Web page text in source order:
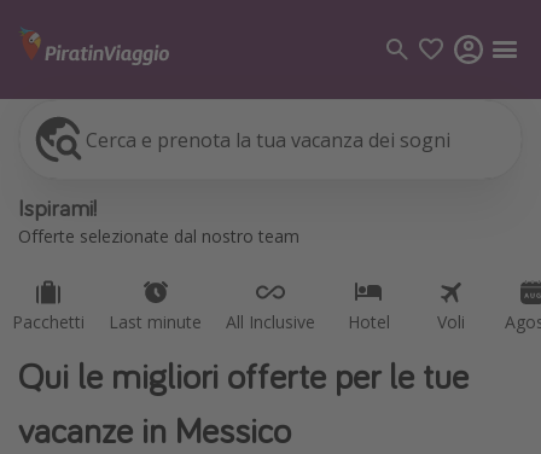
Cerca e prenota la tua vacanza dei sogni
Ispirami!
Offerte selezionate dal nostro team
Pacchetti Last minute All Inclusive Hotel Voli
Pacchetti
Voli
Vacanze
Qui le migliori offerte per le tue
vacanze in Messico